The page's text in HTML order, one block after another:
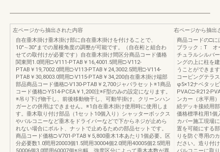
左ページから抽出された内容
自在垂木掛け垂木掛け部に自在垂木掛けを付けることで、
10°∼30°までの屋根角度の調整が可能です。（自在桁と組合わ
せての取付けが必要です）自在垂木掛け間区分商品コード価格
関東間1.0間用□-V111-PTAB￥16,4001.5間用□-V112-
PTAB￥19,7002.0間用□-V113-PTAB￥24,3002.5間用□-V114-
PTAB￥30,8003.0間用□-V115-PTAB￥34,200自在垂木掛け端部
部品商品コード価格□-V130-PTAB￥2,700ジャバラセット※1商品
コード価格□-Y514-PCEA￥1,200注※F型のみの設定になります。
※吊り下げ物干し、前後移動物干し、可動竿掛け、クリーンハン
ガーとの併用はできません。※1自在垂木掛け使用時に使用しま
す。垂木取り付け部品（1セット10個入り）シャッターボックス
やバルコニーなど垂木をドライバーなどで下からネジが止めら
れない場合にボルト、ナットで止めるための部品セットです。
商品コード価格□-V701-PTAB￥5,800垂木1本あたり1個必要。区
分必要数1.0間用20003個1.5間用30004個2.0間用40005個2.5間用
50006個3.0間用60007個※出幅、強度区分によって垂木本数が異
右ページから抽出
商品コードの□
ブラック：T オ
チュラルシルバ
ングの上に柱を
うことができま
コーピングテラ
φ5×12ナベタッ
PVAC□-R212-
ンカー（水平用
続デッキ接続用
価格標準柱用1個
カバー施工現場
置を可能にする
りを防ぐ専用の
ださい。造り付
バルコニーに取